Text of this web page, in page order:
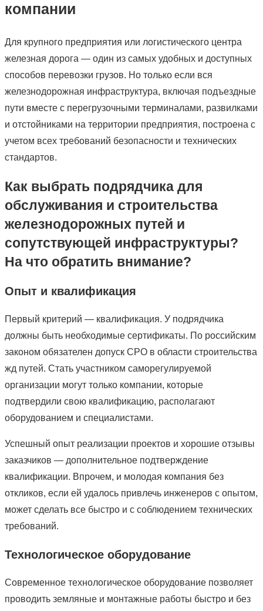
компании
Для крупного предприятия или логистического центра
железная дорога — один из самых удобных и доступных
способов перевозки грузов. Но только если вся
железнодорожная инфраструктура, включая подъездные
пути вместе с перегрузочными терминалами, развилками
и отстойниками на территории предприятия, построена с
учетом всех требований безопасности и технических
стандартов.
Как выбрать подрядчика для
обслуживания и строительства
железнодорожных путей и
сопутствующей инфраструктуры?
На что обратить внимание?
Опыт и квалификация
Первый критерий — квалификация. У подрядчика
должны быть необходимые сертификаты. По российским
законом обязателен допуск СРО в области строительства
жд путей. Стать участником саморегулируемой
организации могут только компании, которые
подтвердили свою квалификацию, располагают
оборудованием и специалистами.
Успешный опыт реализации проектов и хорошие отзывы
заказчиков — дополнительное подтверждение
квалификации. Впрочем, и молодая компания без
откликов, если ей удалось привлечь инженеров с опытом,
может сделать все быстро и с соблюдением технических
требований.
Технологическое оборудование
Современное технологическое оборудование позволяет
проводить земляные и монтажные работы быстро и без